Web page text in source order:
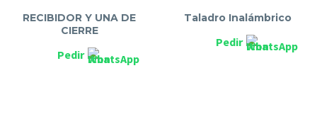
RECIBIDOR Y UNA DE
CIERRE
Pedir
Taladro Inalámbrico
Pedir